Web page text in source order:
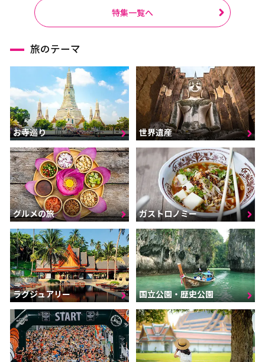
特集一覧へ
旅のテーマ
お寺巡り 世界遺産
グルメの旅 ガストロノミー
ラグジュアリー 国立公園・歴史公園